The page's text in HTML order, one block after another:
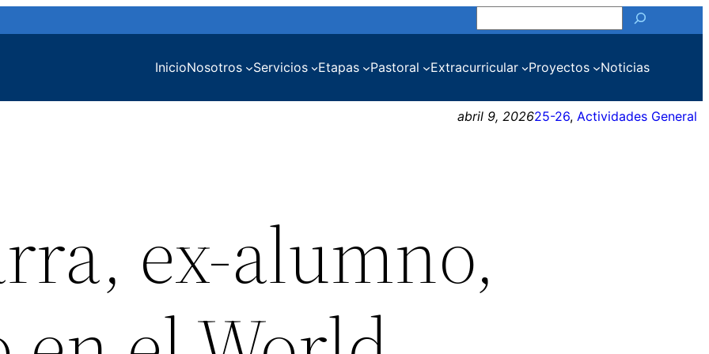
InicioNosotros Servicios Etapas Pastoral Extracurricular Proyectos Noticias
abril 9, 202625-26, Actividades General
ex-alumno,